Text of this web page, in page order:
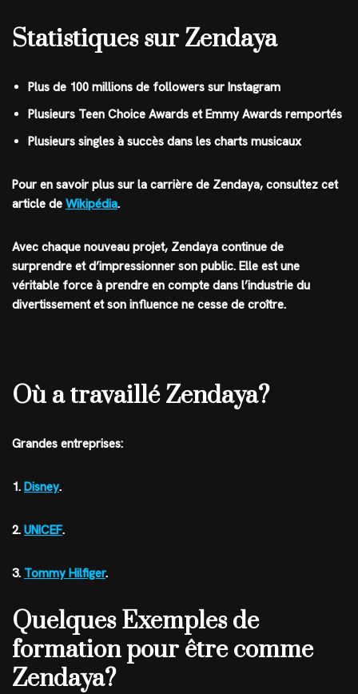
Statistiques sur Zendaya
Plus de 100 millions de followers sur Instagram
Plusieurs Teen Choice Awards et Emmy Awards remportés
Plusieurs singles à succès dans les charts musicaux
Pour en savoir plus sur la carrière de Zendaya, consultez cet
article de Wikipédia.
Avec chaque nouveau projet, Zendaya continue de
surprendre et d’impressionner son public. Elle est une
véritable force à prendre en compte dans l’industrie du
divertissement et son influence ne cesse de croître.
Où a travaillé Zendaya?
Grandes entreprises:
1. Disney.
2. UNICEF.
3. Tommy Hilfiger.
Quelques Exemples de
formation pour être comme
Zendaya?